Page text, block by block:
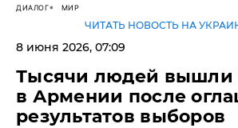
ДИАЛОГ МИР
ЧИТАТЬ НОВОСТЬ НА
8 июня 2026, 07:09
Тысячи людей вышли
в Армении после
результатов выборов